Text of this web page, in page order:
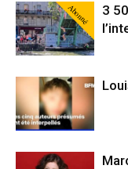
Abonné
3